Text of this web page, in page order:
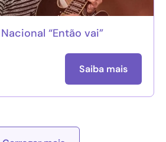
“Então vai”
Saiba mais